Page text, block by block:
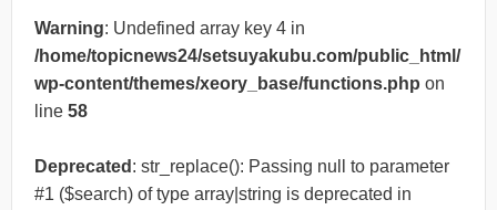
Warning: Undefined array key 4 in
/home/topicnews24/setsuyakubu.com/public_html/
wp-content/themes/xeory_base/functions.php on
line 58
Deprecated : str_replace(): Passing null to parameter
#1 ($search) of type array|string is deprecated in